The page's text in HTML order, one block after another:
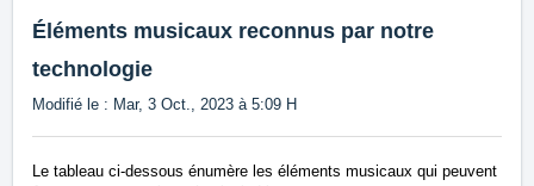
Éléments musicaux reconnus par notre
technologie
Modifié le : Mar, 3 Oct., 2023 à 5:09 H
Le tableau ci-dessous énumère les éléments musicaux qui peuvent